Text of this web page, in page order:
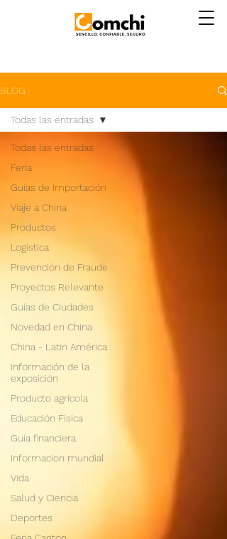
BLOG
Todas las entradas
Feria
Guías de Importación
Viaje a China
Productos
Logistica
Prevención de Fraude
Proyectos Relevante
Guías de Ciudades
Novedad en China
China - Latin América
Información de la
exposición
Producto agrícola
Educación Física
Guía financiera
Informacion mundial
Vida
Salud y Ciencia
Deportes
Todas las entradas